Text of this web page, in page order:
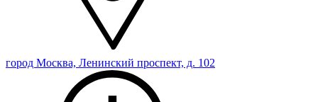
город Москва, Ленинский проспект, д. 102